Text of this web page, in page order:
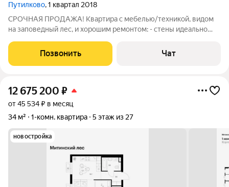
Путилково, 1 квартал 2018
СРОЧНАЯ ПРОДАЖА! Квартира с мебелью/техникой, видом
на заповедный лес, и хорошим ремонтом: - стены идеально
в любой цвет на уже имеющуюся краску ); - качественная
мебель и сантехника (grohe,
Позвонить Чат
12 675 200 ₽
от 45 534 ₽ в месяц
34 м²
1-комн. квартира 5 этаж из 27
новостройка